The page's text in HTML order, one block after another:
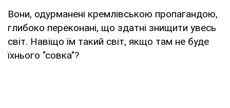
Вони, одурманені кремлівською пропагандою,
глибоко переконані, що здатні знищити увесь
світ. Навіщо їм такий світ, якщо там не буде
їхнього "совка"?